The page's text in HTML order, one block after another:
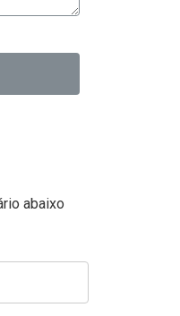
abaixo